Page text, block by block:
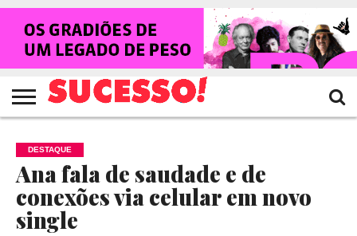
HOME
NOTÍCIAS
SHOWS
ENTREVISTAS
CLIQUES
RANKING
CROWLEY
TV
SUCESSO!
REVISTA
SUCESSO!
DESTAQUE
Ana fala de saudade e de
conexões via celular em novo
single